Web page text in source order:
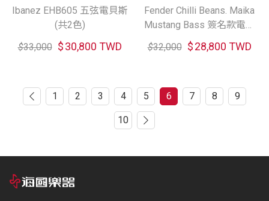
Ibanez EHB605 五弦電貝斯
(共2色)
$33,000 $30,800 TWD
Fender Chilli Beans. Maika
Mustang Bass 簽名款電貝
$32,000 $28,800 TWD
1 2 3 4 5 6 7 8 9
10